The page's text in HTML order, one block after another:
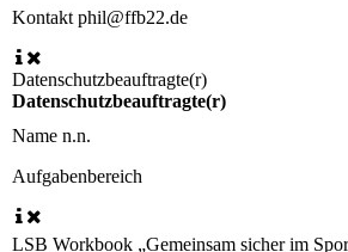
Kontakt phil@ffb22.de
Datenschutzbeauftragte(r)
Datenschutzbeauftragte(r)
Name n.n.
Aufgabenbereich
LSB Workbook „Gemeinsam sicher im